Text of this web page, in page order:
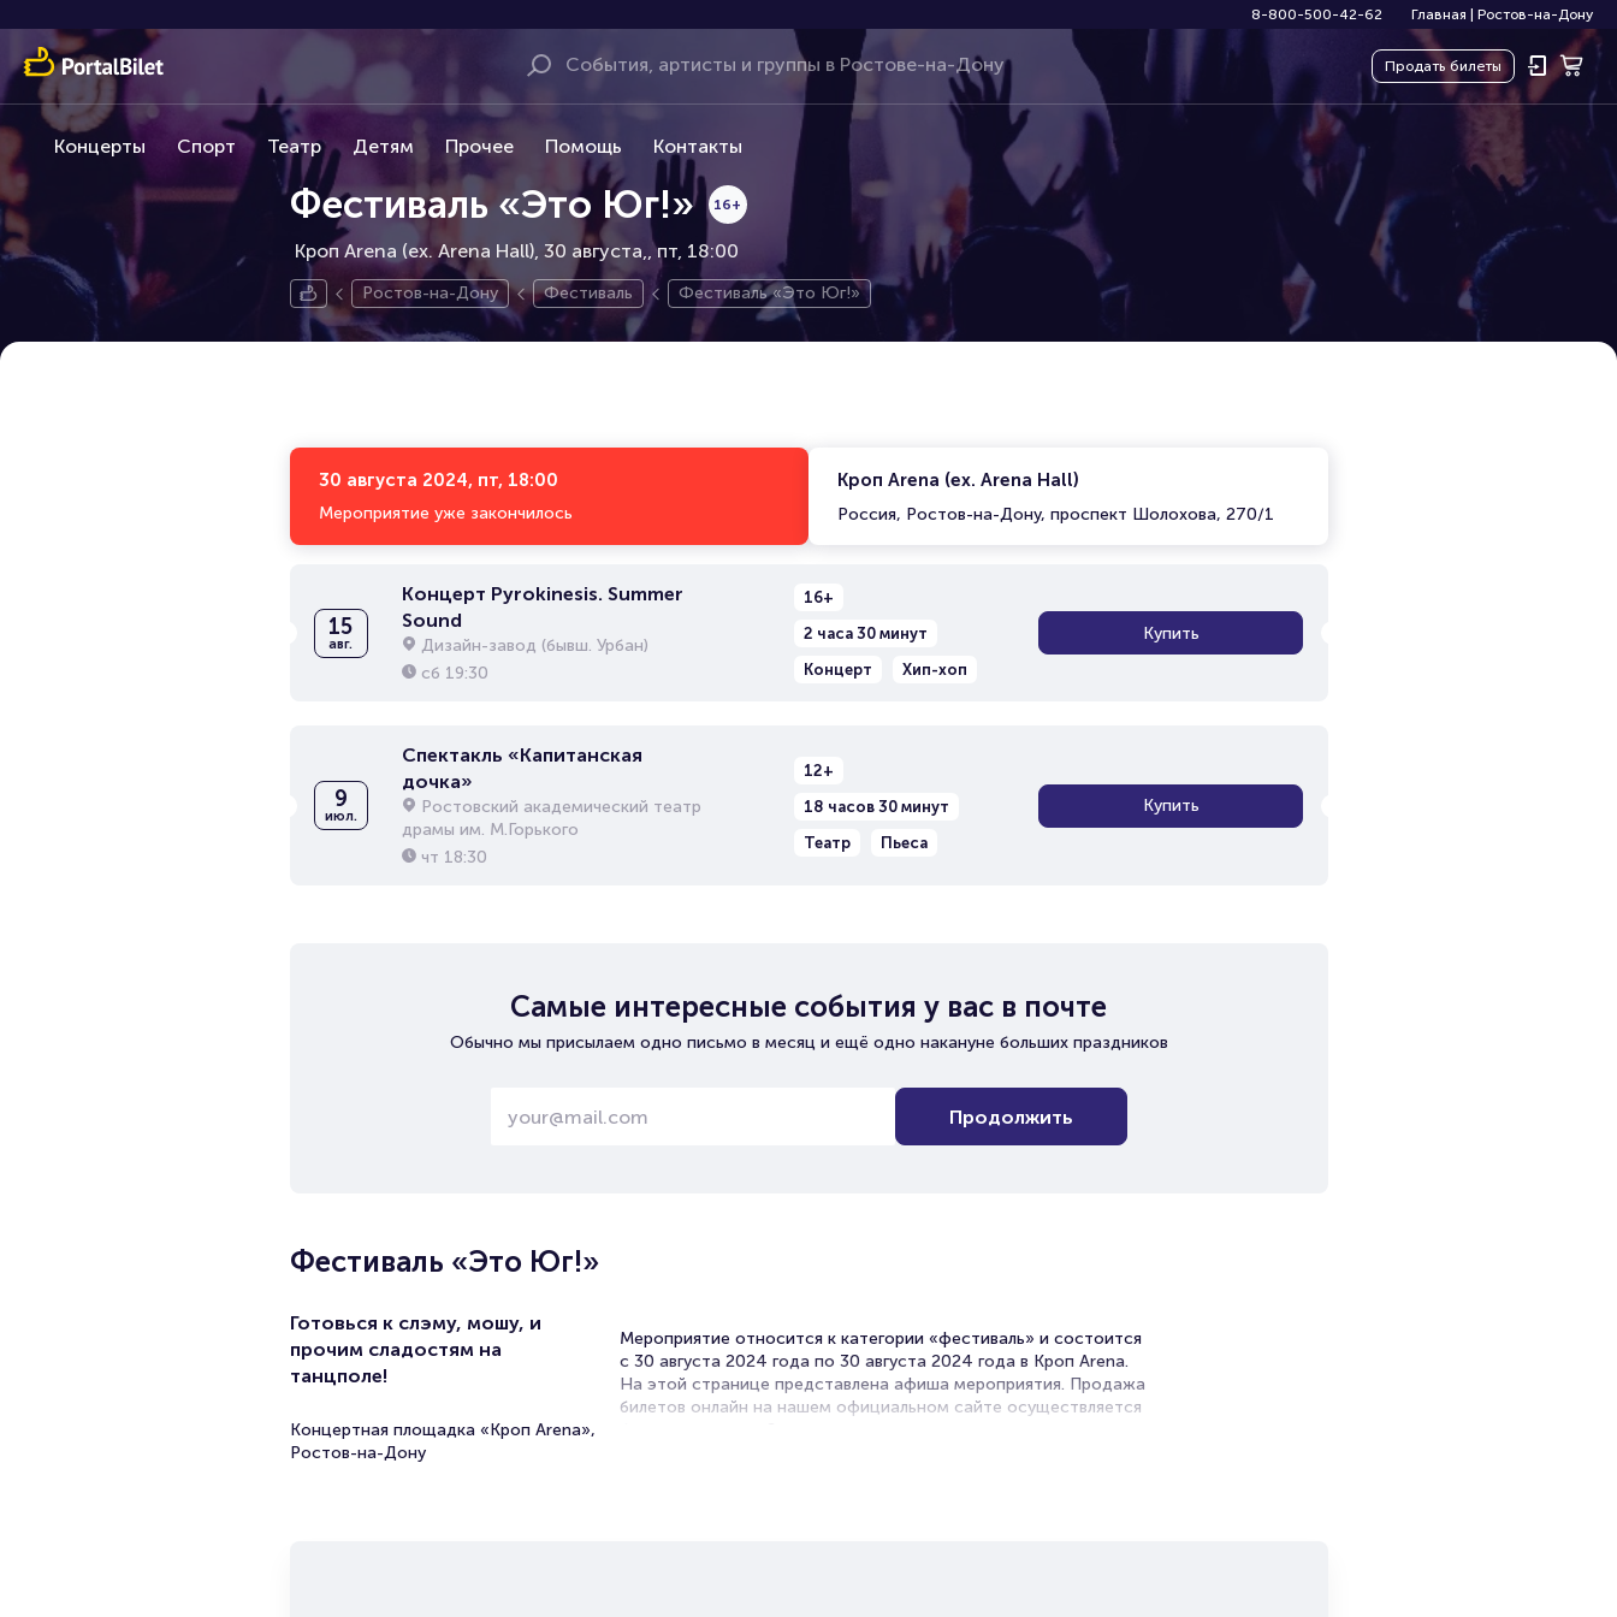
8-800-500-42-62 Главная Ростов-на-Дону
Продать билеты
Концерты Спорт Театр Детям Прочее Помощь Контакты
Фестиваль «Это Юг!»
Кроп Arena (ex. Arena Hall), 30 августа,
16+
пт, 18:00
Ростов-на-Дону Фестиваль Фестиваль «Это Юг!»
30 августа 2024, пт, 18:00
Мероприятие уже закончилось
Кроп Arena (ex. Arena Hall)
Россия, Ростов-на-Дону, проспект Шолохова, 270/1
15
авг.
Концерт Pyrokinesis. Summer
Sound
Дизайн-завод (бывш. Урбан)
сб 19:30
16+
2 часа 30 минут
Концерт
Хип-хоп
Купить
9
июл.
Спектакль «Капитанская
дочка»
Ростовский академический театр
драмы им. М.Горького
чт 18:30
12+
18 часов 30 минут
Театр
Пьеса
Купить
Самые интересные события у вас в почте
Обычно мы присылаем одно письмо в месяц и ещё одно накануне больших праздников
Продолжить
Фестиваль «Это Юг!»
Готовься к слэму, мошу, и
прочим сладостям на
танцполе!
Концертная площадка «Кроп Arena»,
Ростов-на-Дону
Мероприятие относится к категории «фестиваль» и состоится
с 30 августа 2024 года по 30 августа 2024 года в Кроп Arena.
На этой странице представлена афиша мероприятия. Продажа
билетов онлайн на нашем официальном сайте осуществляется